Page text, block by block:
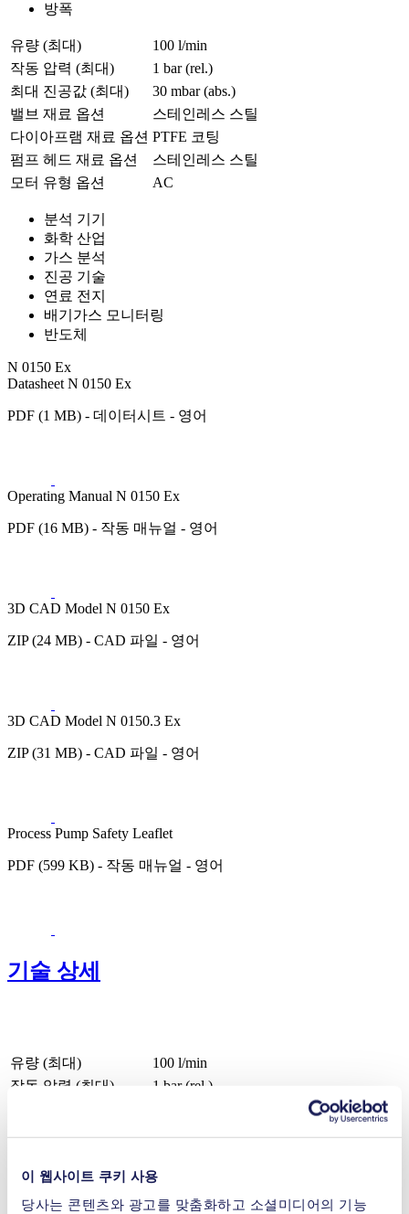
이 웹사이트 쿠키 사용
당사는 콘텐츠와 광고를 맞춤화하고 소셜미디어의 기능
방폭
유량 (최대)
100 l/min
작동 압력 (최대)
1 bar (rel.)
최대 진공값 (최대)
30 mbar (abs.)
밸브 재료 옵션
스테인레스 스틸
다이아프램 재료 옵션 PTFE 코팅
펌프 헤드 재료 옵션
스테인레스 스틸
모터 유형 옵션
AC
분석 기기
화학 산업
가스 분석
진공 기술
연료 전지
배기가스 모니터링
반도체
N 0150 Ex
Datasheet N 0150 Ex
PDF (1 MB) - 데이터시트 - 영어
Operating Manual N 0150 Ex
PDF (16 MB) - 작동 매뉴얼 - 영어
3D CAD Model N 0150 Ex
ZIP (24 MB) - CAD 파일 - 영어
3D CAD Model N 0150.3 Ex
ZIP (31 MB) - CAD 파일 - 영어
Process Pump Safety Leaflet
PDF (599 KB) - 작동 매뉴얼 - 영어
기술 상세
유량 (최대)
100 l/min
작동 압력 (최대)
1 bar (rel.)
펌프 헤드 재료 옵션
스테인레스 스틸
모터 유형 옵션
AC